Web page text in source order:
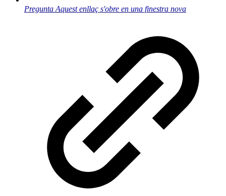
Pregunta Aquest enllaç s'obre en una finestra nova